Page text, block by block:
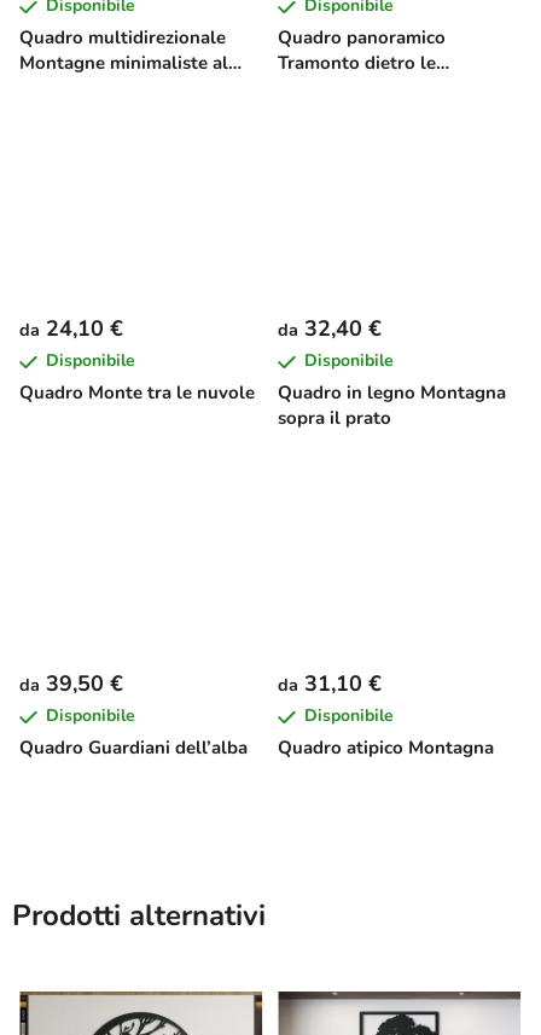
Quadro multidirezionale
Montagne minimaliste al
Disponibile
Quadro panoramico
Tramonto dietro le
Disponibile
Quadro Monte tra le nuvole
da 24,10 €
Disponibile
Quadro in legno Montagna
sopra il prato
da 32,40 €
Disponibile
Quadro Guardiani dell’alba
da 39,50 €
Disponibile
Quadro atipico Montagna
da 31,10 €
Disponibile
Prodotti alternativi